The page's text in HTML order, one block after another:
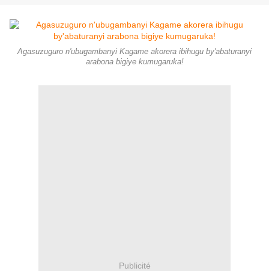
Agasuzuguro n'ubugambanyi Kagame akorera ibihugu by'abaturanyi
arabona bigiye kumugaruka!
Publicité